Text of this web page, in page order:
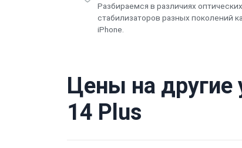
Разбираемся в различиях оптических
стабилизаторов разных поколений
iPhone.
Цены на другие
14 Plus